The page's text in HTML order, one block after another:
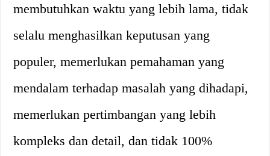
membutuhkan waktu yang lebih lama, tidak
selalu menghasilkan keputusan yang
populer, memerlukan pemahaman yang
mendalam terhadap masalah yang dihadapi,
memerlukan pertimbangan yang lebih
kompleks dan detail, dan tidak 100%